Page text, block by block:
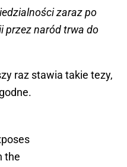
zaraz po
przez naród trwa do
raz stawia takie tezy,
the